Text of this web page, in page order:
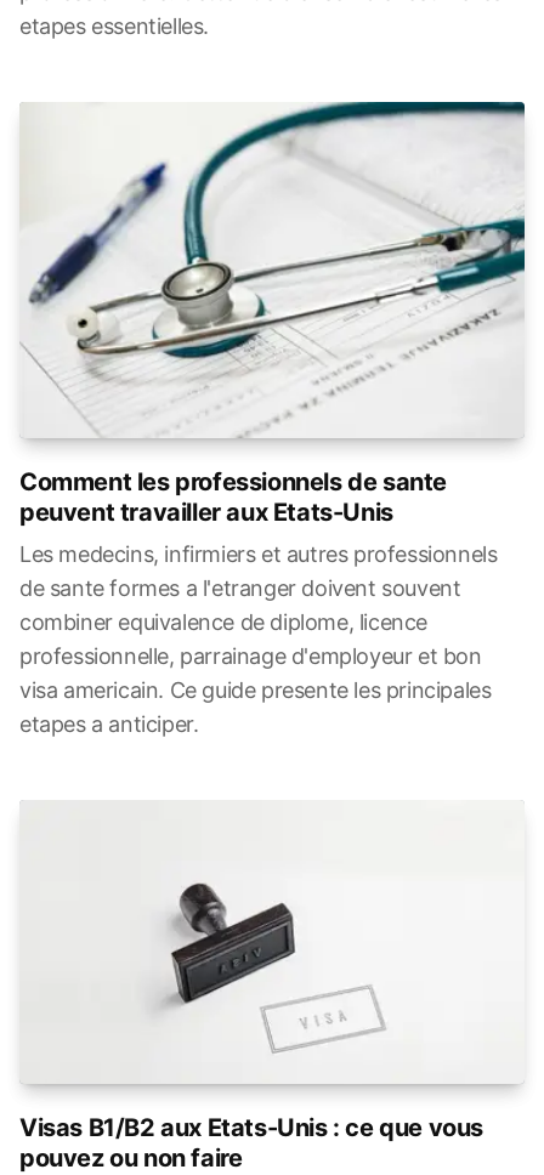
etapes essentielles.
Comment les professionnels de sante
peuvent travailler aux Etats-Unis
Les medecins, infirmiers et autres professionnels
de sante formes a l'etranger doivent souvent
combiner equivalence de diplome, licence
professionnelle, parrainage d'employeur et bon
visa americain. Ce guide presente les principales
etapes a anticiper.
Visas B1/B2 aux Etats-Unis : ce que vous
pouvez ou non faire